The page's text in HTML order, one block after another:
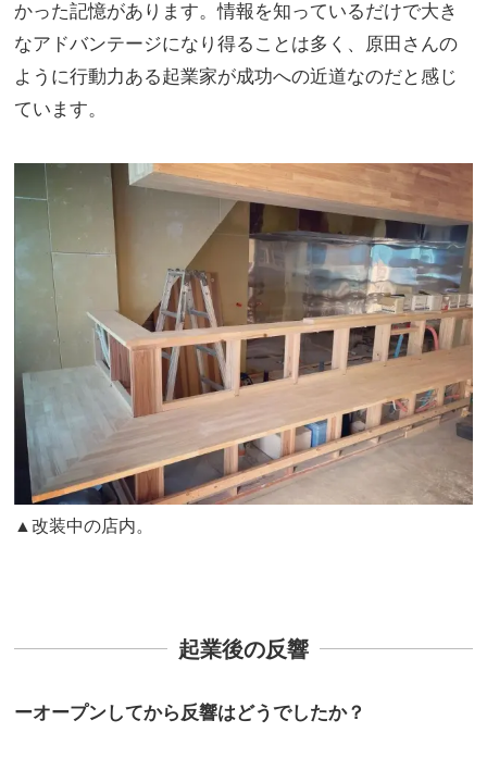
かった記憶があります。情報を知っているだけで大き
なアドバンテージになり得ることは多く、原田さんの
ように行動力ある起業家が成功への近道なのだと感じ
ています。
▲改装中の店内。
起業後の反響
ーオープンしてから反響はどうでしたか？